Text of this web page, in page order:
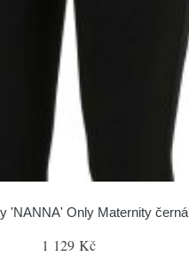
'NANNA' Only Maternity černá
1 129 Kč